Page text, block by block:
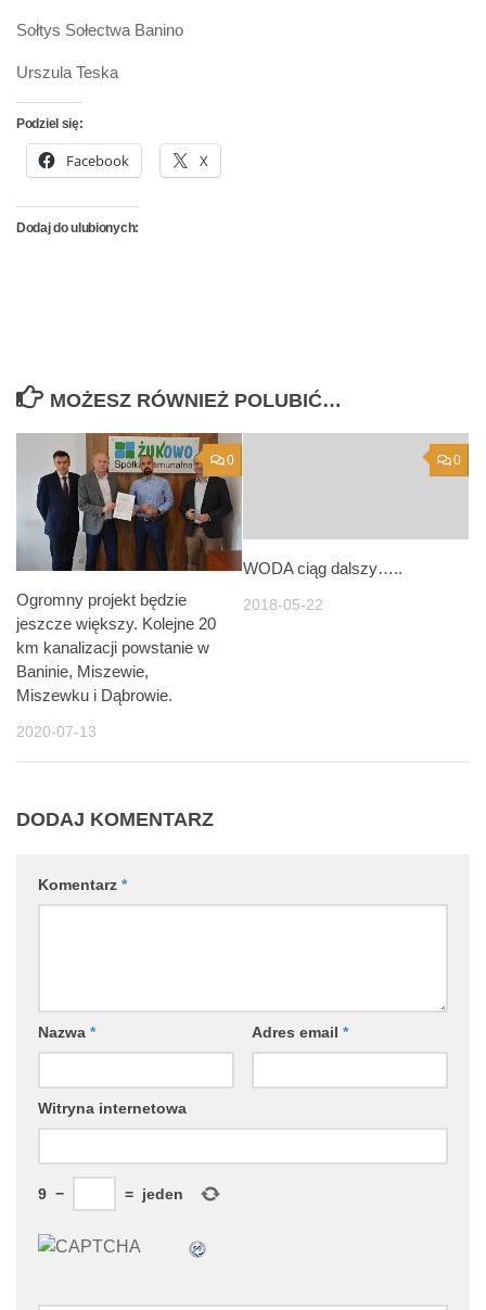
Sołtys Sołectwa Banino
Urszula Teska
Podziel się:
Facebook X
Dodaj do ulubionych:
MOŻESZ RÓWNIEŻ POLUBIĆ…
0
Ogromny projekt będzie
jeszcze większy. Kolejne 20
km kanalizacji powstanie w
Baninie, Miszewie,
Miszewku i Dąbrowie.
2020-07-13
0
WODA ciąg dalszy…..
2018-05-22
DODAJ KOMENTARZ
Komentarz *
Nazwa * Adres email *
Witryna internetowa
9 − = jeden